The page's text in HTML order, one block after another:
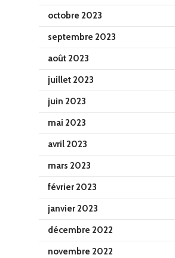
octobre 2023
septembre 2023
août 2023
juillet 2023
juin 2023
mai 2023
avril 2023
mars 2023
février 2023
janvier 2023
décembre 2022
novembre 2022